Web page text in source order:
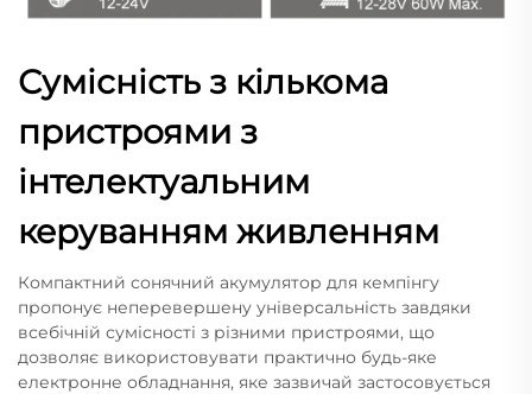
Сумісність з кількома
пристроями з
інтелектуальним
керуванням живленням
Компактний сонячний акумулятор для кемпінгу
пропонує неперевершену універсальність завдяки
всебічній сумісності з різними пристроями, що
дозволяє використовувати практично будь-яке
електронне обладнання, яке зазвичай застосовується